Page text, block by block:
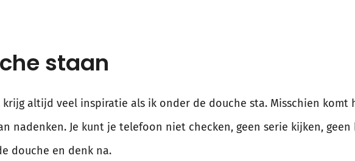
staan
altijd veel inspiratie als ik onder de douche sta. Misschien komt
nadenken. Je kunt je telefoon niet checken, geen serie kijken,
douche en denk na.